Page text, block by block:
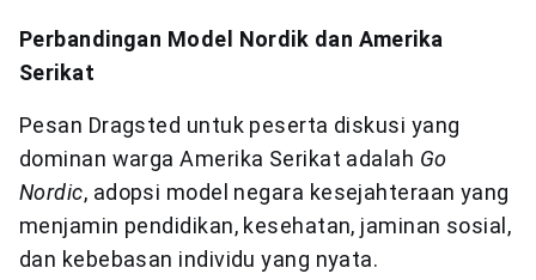
Perbandingan Model Nordik dan Amerika
Serikat
Pesan Dragsted untuk peserta diskusi yang
dominan warga Amerika Serikat adalah Go
Nordic, adopsi model negara kesejahteraan yang
menjamin pendidikan, kesehatan, jaminan sosial,
dan kebebasan individu yang nyata.